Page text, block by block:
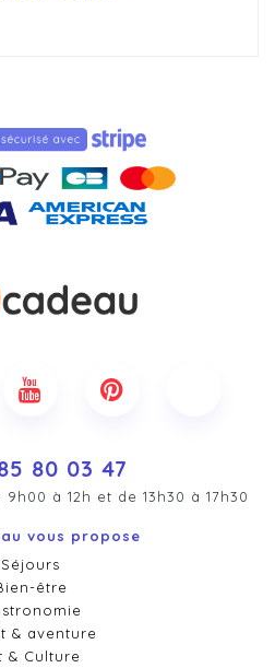
80 03 47
à 12h et de 13h30 à 17h30
vous propose
Séjours
être
& aventure
& Culture